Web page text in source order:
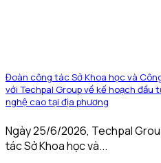
Đoàn công tác Sở Khoa học và
với Techpal Group về kế hoạch
nghệ cao tại địa phương
Ngày 25/6/2026, Techpal
tác Sở Khoa học và...